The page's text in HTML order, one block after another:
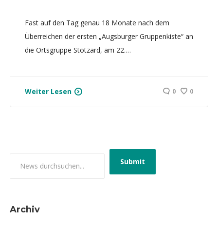
Fast auf den Tag genau 18 Monate nach dem
Überreichen der ersten „Augsburger Gruppenkiste“ an
die Ortsgruppe Stotzard, am 22.…
Weiter Lesen 0 0
Archiv